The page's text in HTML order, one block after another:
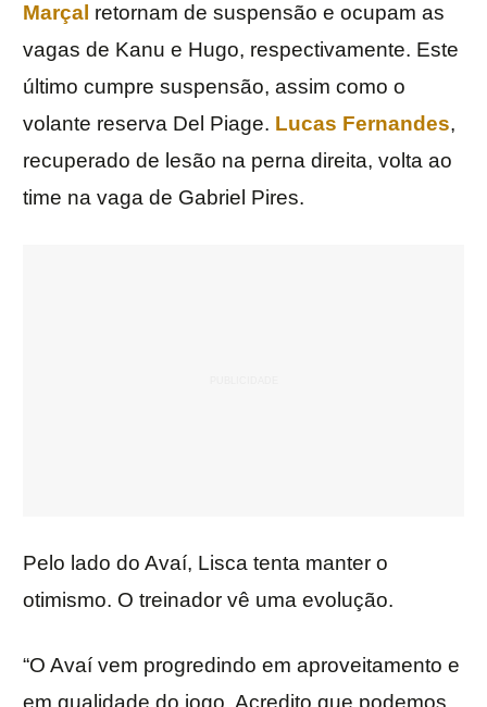
Marçal retornam de suspensão e ocupam as
vagas de Kanu e Hugo, respectivamente. Este
último cumpre suspensão, assim como o
volante reserva Del Piage. Lucas Fernandes,
recuperado de lesão na perna direita, volta ao
time na vaga de Gabriel Pires.
Pelo lado do Avaí, Lisca tenta manter o
otimismo. O treinador vê uma evolução.
“O Avaí vem progredindo em aproveitamento e